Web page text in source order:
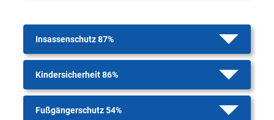
Insassenschutz 87%
Kindersicherheit 86%
Fußgängerschutz 54%